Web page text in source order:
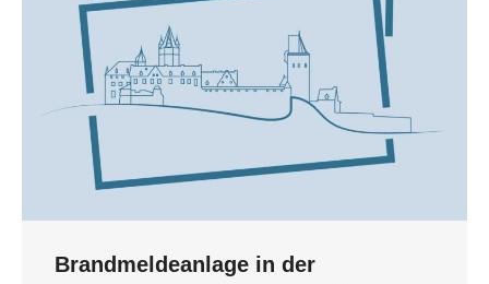
Brandmeldeanlage in der